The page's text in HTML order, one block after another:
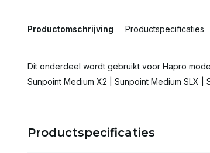
Productomschrijving Productspecificaties
Dit onderdeel wordt gebruikt voor Hapro
Sunpoint Medium X2 | Sunpoint Medium SLX
Productspecificaties